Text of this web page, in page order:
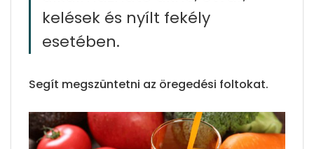
kelések és nyílt fekély
esetében.
Segít megszüntetni az öregedési foltokat.